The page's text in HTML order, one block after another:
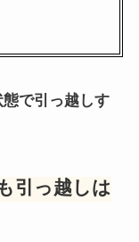
で引っ越しす
引っ越しは